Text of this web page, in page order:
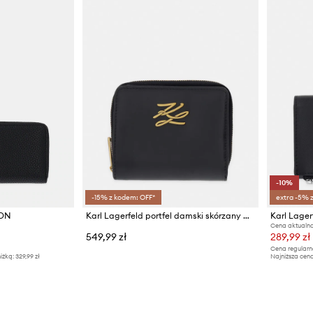
329,99 zł
-15% z kodem: OFF*
Karl Lagerfeld portfel damski skórzany K/AUTOGRAPH
549,99 zł
-10%
extra -5%
Cena
289,99 zł
Cena
Najniższa